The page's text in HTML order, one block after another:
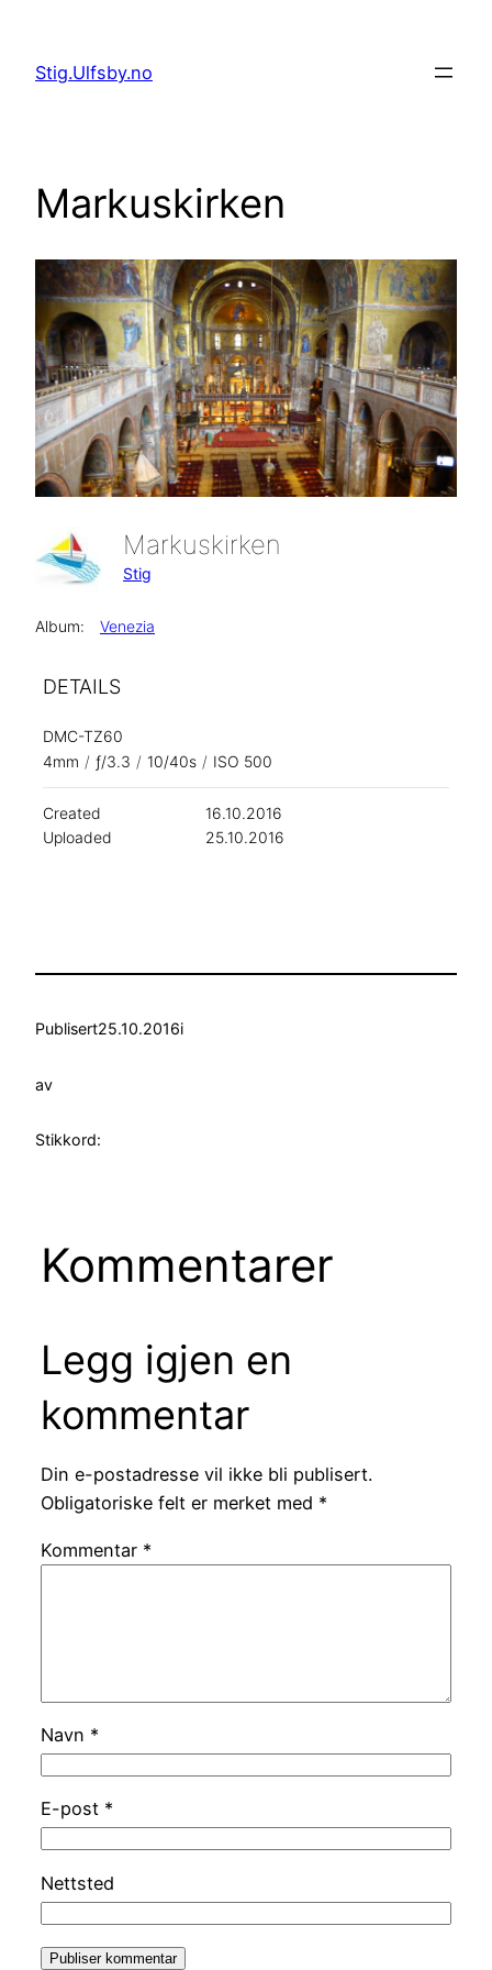
innhold
Stig.Ulfsby.no
Markuskirken
Markuskirken
Stig
Album: Venezia
DETAILS
DMC-TZ60
4mm / ƒ/3.3 / 10/40s / ISO 500
Created
16.10.2016
Uploaded
25.10.2016
Publisert25.10.2016i
av
Stikkord:
Kommentarer
Legg igjen en
kommentar
Din e-postadresse vil ikke bli publisert.
Obligatoriske felt er merket med *
Kommentar *
Navn *
E-post *
Nettsted